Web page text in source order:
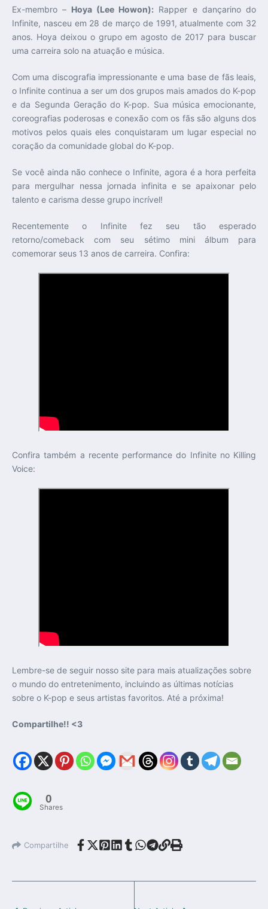
Ex-membro – Hoya (Lee Howon): Rapper e dançarino do
Infinite, nasceu em 28 de março de 1991, atualmente com 32
anos. Hoya deixou o grupo em agosto de 2017 para buscar
uma carreira solo na atuação e música.
Com uma discografia impressionante e uma base de fãs leais,
o Infinite continua a ser um dos grupos mais amados do K-pop
e da Segunda Geração do K-pop. Sua música emocionante,
coreografias poderosas e conexão com os fãs são alguns dos
motivos pelos quais eles conquistaram um lugar especial no
coração da comunidade global do K-pop.
Se você ainda não conhece o Infinite, agora é a hora perfeita
para mergulhar nessa jornada infinita e se apaixonar pelo
talento e carisma desse grupo incrível!
Recentemente o Infinite fez seu tão esperado
retorno/comeback com seu sétimo mini álbum para
comemorar seus 13 anos de carreira. Confira:
Confira também a recente performance do Infinite no Killing
Voice:
Lembre-se de seguir nosso site para mais atualizações sobre
o mundo do entretenimento, incluindo as últimas notícias
sobre o K-pop e seus artistas favoritos. Até a próxima!
Compartilhe!! <3
0
Shares
Compartilhe